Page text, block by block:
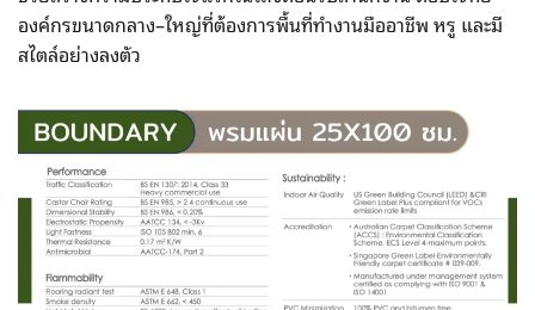
องค์กรขนาดกลาง–ใหญ่ที่ต้องการพื้นที่ทำงานมืออาชีพ หรู และมี
สไตล์อย่างลงตัว